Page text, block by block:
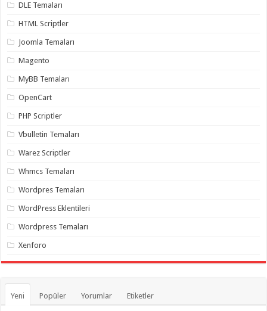
DLE Temaları
HTML Scriptler
Joomla Temaları
Magento
MyBB Temaları
OpenCart
PHP Scriptler
Vbulletin Temaları
Warez Scriptler
Whmcs Temaları
Wordpres Temaları
WordPress Eklentileri
Wordpress Temaları
Xenforo
Yeni Popüler Yorumlar Etiketler